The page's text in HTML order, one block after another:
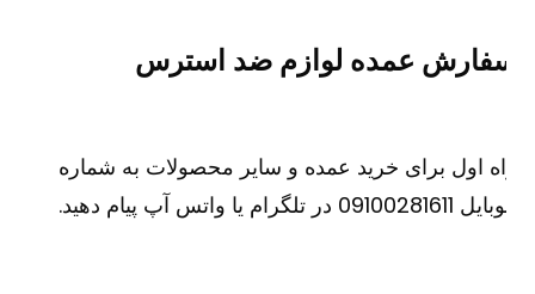
عمده لوازم ضد استرس
اول برای خرید عمده و سایر محصولات به شماره
در تلگرام یا واتس آپ پیام دهید.